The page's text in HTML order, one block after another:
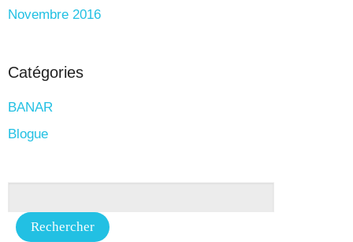
Novembre 2016
Catégories
BANAR
Blogue